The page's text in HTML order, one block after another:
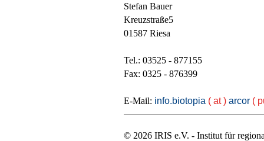
Stefan Bauer
Kreuzstraße5
01587 Riesa
Tel.: 03525 - 877155
Fax: 0325 - 876399
E-Mail: info.biotopia ( at ) arcor (
© 2026 IRIS e.V. - Institut für